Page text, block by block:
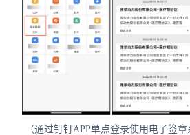
（通过钉钉APP单点登录使用电子签